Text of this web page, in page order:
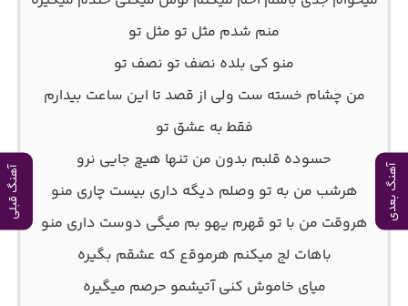
آهنگ بعدی آهنگ قبلی
ﻣﻨﻢ ﺷﺪم ﻣﺜﻞ ﺗﻮ ﻣﺜﻞ ﺗﻮ
ﻣﻨﻮ ﻛﻰ ﺑﻠﺪه ﻧﺼﻒ ﺗﻮ ﻧﺼﻒ ﺗﻮ
ﻣﻦ ﭼﺸﺎم ﺧﺴﺘﻪ ﺳﺖ وﻟﻰ از ﻗﺼﺪ ﺗﺎ اﻳﻦ ﺳﺎﻋﺖ ﺑﻴﺪارم
ﻓﻘﻄ ﺑﻪ ﻋﺸﻖ ﺗﻮ
ﺣﺴﻮده ﻗﻠﺒﻢ ﺑﺪون ﻣﻦ ﺗﻨﻬﺎ ﻫﻴﭻ ﺟﺎﻳﻰ ﻧﺮو
ﻫﺮﺷﺐ ﻣﻦ ﺑﻪ ﺗﻮ وﺻﻠﻢ دﻳﮕﻪ داری ﺑﻴﺴﺖ ﭼﺎری ﻣﻨﻮ
ﻫﺮوﻗﺖ ﻣﻦ ﺑﺎ ﺗﻮ ﻗﻬﺮم ﻳﻬﻮ ﺑﻢ ﻣﻴﮕﻰ دوﺳﺖ داری ﻣﻨﻮ
ﺑﺎﻫﺎت ﻟﺞ ﻣﻴﻜﻨﻢ ﻫﺮﻣﻮﻗع ﻛﻪ ﻋﺸﻘﻢ ﺑﮕﻴﺮه
ﻣﻴﺎی ﺧﺎﻣﻮش ﻛﻨﻰ آﺗﻴﺸﻤﻮ ﺣﺮﺻﻢ ﻣﻴﮕﻴﺮه